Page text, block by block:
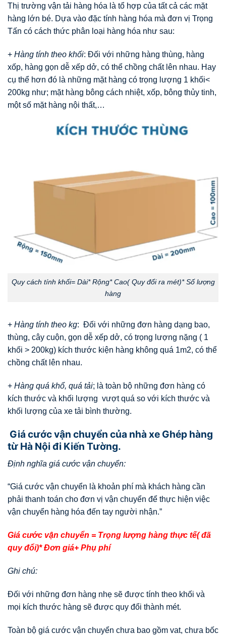
Thị trường vận tải hàng hóa là tổ hợp của tất cả các mặt
hàng lớn bé. Dựa vào đặc tính hàng hóa mà đơn vị Trọng
Tấn có cách thức phân loại hàng hóa như sau:
+ Hàng tính theo khối: Đối với những hàng thùng, hàng
xốp, hàng gọn dễ xếp dở, có thể chồng chất lên nhau. Hay
cụ thể hơn đó là những mặt hàng có trọng lượng 1 khối<
200kg như; mặt hàng bông cách nhiệt, xốp, bông thủy tinh,
một số mặt hàng nội thất,…
Quy cách tính khối= Dài* Rộng* Cao( Quy đổi ra mét)* Số lượng
hàng
+ Hàng tính theo kg: Đối với những đơn hàng dạng bao,
thùng, cây cuộn, gọn dễ xếp dở, có trọng lượng nặng ( 1
khối > 200kg) kích thước kiện hàng không quá 1m2, có thể
chồng chất lên nhau.
+ Hàng quá khổ, quá tải; là toàn bộ những đơn hàng có
kích thước và khối lượng vượt quá so với kích thước và
khối lượng của xe tải bình thường.
Giá cước vận chuyển của nhà xe Ghép hàng
từ Hà Nội đi Kiến Tường.
Định nghĩa giá cước vận chuyển:
“Giá cước vận chuyển là khoản phí mà khách hàng cần
phải thanh toán cho đơn vị vận chuyển để thực hiện việc
vận chuyển hàng hóa đến tay người nhận.”
Giá cước vận chuyển = Trọng lượng hàng thực tế( đã
quy đổi)* Đơn giá+ Phụ phí
Ghi chú:
Đối với những đơn hàng nhẹ sẽ được tính theo khối và
mọi kích thước hàng sẽ được quy đổi thành mét.
Toàn bộ giá cước vận chuyển chưa bao gồm vat, chưa bốc